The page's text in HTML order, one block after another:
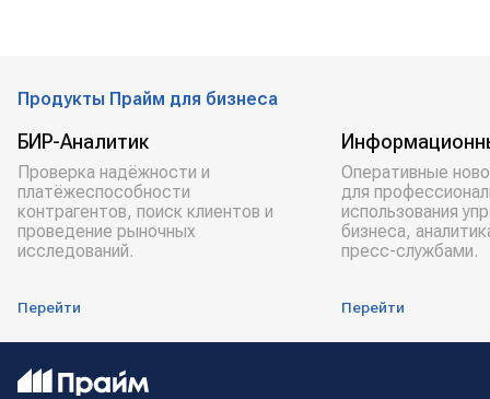
Продукты Прайм для бизнеса
БИР-Аналитик
Проверка надёжности и
платёжеспособности
контрагентов, поиск клиентов и
проведение рыночных
исследований.
Перейти
Оперативные
для
использования
бизнеса,
пресс-службами.
Перейти